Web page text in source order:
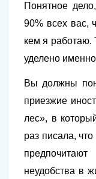
Понятное
90% всех вас,
кем я работаю.
уделено
Вы должны
приезжие
лес», в
раз писала,
неудобства в